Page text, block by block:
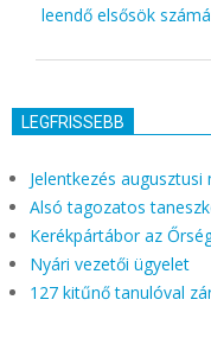
leendő elsősök
LEGFRISSEBB
Jelentkezés
Alsó tagozatos
Kerékpártábor az
Nyári vezetői ügyelet
127 kitűnő tanulóval